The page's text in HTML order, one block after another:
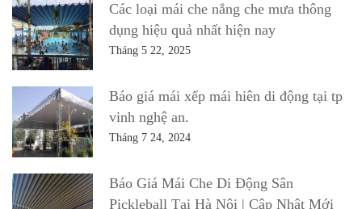
Các loại mái che nắng che mưa thông
dụng hiệu quả nhất hiện nay
Tháng 5 22, 2025
Báo giá mái xếp mái hiên di động tại tp
vinh nghệ an.
Tháng 7 24, 2024
Báo Giá Mái Che Di Động Sân
Pickleball Tại Hà Nội | Cập Nhật Mới